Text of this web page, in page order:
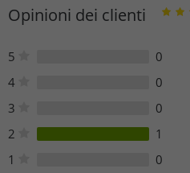
United Kingdom
Opinioni dei clienti
5
0
4
0
3
0
2
1
1
0